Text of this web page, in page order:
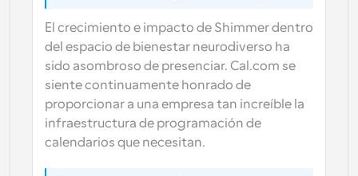
El crecimiento e impacto de Shimmer dentro
del espacio de bienestar neurodiverso ha
sido asombroso de presenciar. Cal.com se
siente continuamente honrado de
proporcionar a una empresa tan increíble la
infraestructura de programación de
calendarios que necesitan.